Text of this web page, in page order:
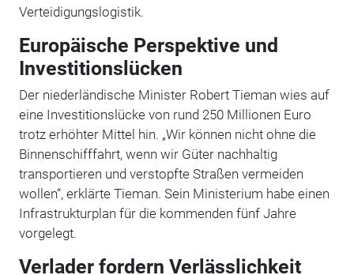
Verteidigungslogistik.
Europäische Perspektive und
Investitionslücken
Der niederländische Minister Robert Tieman wies auf
eine Investitionslücke von rund 250 Millionen Euro
trotz erhöhter Mittel hin. „Wir können nicht ohne die
Binnenschifffahrt, wenn wir Güter nachhaltig
transportieren und verstopfte Straßen vermeiden
wollen“, erklärte Tieman. Sein Ministerium habe einen
Infrastrukturplan für die kommenden fünf Jahre
vorgelegt.
Verlader fordern Verlässlichkeit